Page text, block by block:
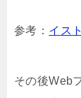
参考： イス
その後Web